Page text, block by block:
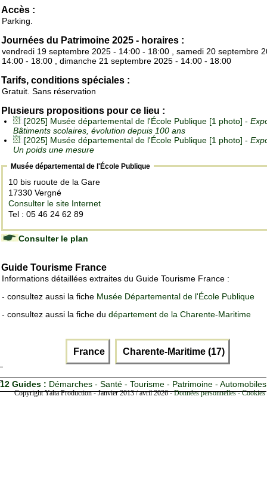
Accès :
Parking.
Journées du Patrimoine 2025 - horaires :
vendredi 19 septembre 2025 - 14:00 - 18:00 , samedi 20 septembre
14:00 - 18:00 , dimanche 21 septembre 2025 - 14:00 - 18:00
Tarifs, conditions spéciales :
Gratuit. Sans réservation
Plusieurs propositions pour ce lieu :
[2025] Musée départemental de l'École Publique [1 photo] -
Bâtiments scolaires, évolution depuis 100 ans
[2025] Musée départemental de l'École Publique [1 photo] -
Un poids une mesure
Musée départemental de l'École Publique
10 bis ruoute de la Gare
17330 Vergné
Consulter le site Internet
Tel : 05 46 24 62 89
Consulter le plan
Guide Tourisme France
Informations détaillées extraites du Guide Tourisme France :
- consultez aussi la fiche Musée Départemental de l'École Publique
- consultez aussi la fiche du département de la Charente-Maritime
France Charente-Maritime (17)
12 Guides : Démarches - Santé - Tourisme - Patrimoine - Automobiles
Copyright Yalta Production - Janvier 2013 / avril 2026 -Données personnelles -